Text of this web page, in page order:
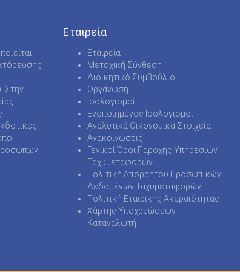
Στην
Εταιρεία
Εταιρεία
Μετοχική Σύνθεση
Διοικητικό Συμβούλιο
Οργάνωση
Ισολογισμοί
Ενοποιημένος Ισολογισμοί
Αναλυτικά Οικονομικά Στοιχεία
Ανακοινώσεις
Γενικοί Όροι Παροχής Υπηρεσιών
Ταχυμεταφορών
Πολιτική Απορρήτου Προσωπικών
Δεδομένων Ταχυμεταφορών
Πολιτική Εταιρικής Ακεραιότητας
Χάρτης Υποχρεώσεων
Καταναλωτή